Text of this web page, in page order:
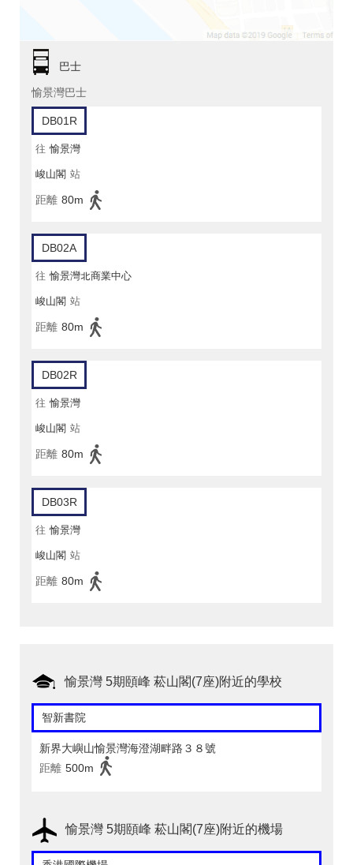
巴士
愉景灣巴士
DB01R
往 愉景灣
峻山閣 站
距離 80m
DB02A
往 愉景灣北商業中心
峻山閣 站
距離 80m
DB02R
往 愉景灣
峻山閣 站
距離 80m
DB03R
往 愉景灣
峻山閣 站
距離 80m
愉景灣 5期頤峰 菘山閣(7座)附近的學校
智新書院
新界大嶼山愉景灣海澄湖畔路３８號
距離 500m
愉景灣 5期頤峰 菘山閣(7座)附近的機場